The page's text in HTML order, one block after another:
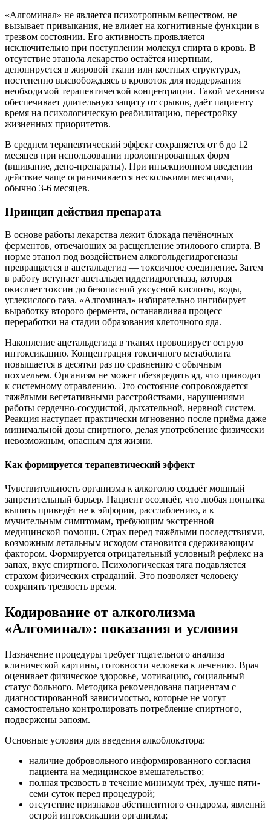
«Алгоминал» не является психотропным веществом, не
вызывает привыкания, не влияет на когнитивные функции в
трезвом состоянии. Его активность проявляется
исключительно при поступлении молекул спирта в кровь. В
отсутствие этанола лекарство остаётся инертным,
депонируется в жировой ткани или костных структурах,
постепенно высвобождаясь в кровоток для поддержания
необходимой терапевтической концентрации. Такой механизм
обеспечивает длительную защиту от срывов, даёт пациенту
время на психологическую реабилитацию, перестройку
жизненных приоритетов.
В среднем терапевтический эффект сохраняется от 6 до 12
месяцев при использовании пролонгированных форм
(вшивание, депо-препараты). При инъекционном введении
действие чаще ограничивается несколькими месяцами,
обычно 3-6 месяцев.
Принцип действия препарата
В основе работы лекарства лежит блокада печёночных
ферментов, отвечающих за расщепление этилового спирта. В
норме этанол под воздействием алкогольдегидрогеназы
превращается в ацетальдегид — токсичное соединение. Затем
в работу вступает ацетальдегиддегидрогеназа, которая
окисляет токсин до безопасной уксусной кислоты, воды,
углекислого газа. «Алгоминал» избирательно ингибирует
выработку второго фермента, останавливая процесс
переработки на стадии образования клеточного яда.
Накопление ацетальдегида в тканях провоцирует острую
интоксикацию. Концентрация токсичного метаболита
повышается в десятки раз по сравнению с обычным
похмельем. Организм не может обезвредить яд, что приводит
к системному отравлению. Это состояние сопровождается
тяжёлыми вегетативными расстройствами, нарушениями
работы сердечно-сосудистой, дыхательной, нервной систем.
Реакция наступает практически мгновенно после приёма даже
минимальной дозы спиртного, делая употребление физически
невозможным, опасным для жизни.
Как формируется терапевтический эффект
Чувствительность организма к алкоголю создаёт мощный
запретительный барьер. Пациент осознаёт, что любая попытка
выпить приведёт не к эйфории, расслаблению, а к
мучительным симптомам, требующим экстренной
медицинской помощи. Страх перед тяжёлыми последствиями,
возможным летальным исходом становится сдерживающим
фактором. Формируется отрицательный условный рефлекс на
запах, вкус спиртного. Психологическая тяга подавляется
страхом физических страданий. Это позволяет человеку
сохранять трезвость время.
Кодирование от алкоголизма
«Алгоминал»: показания и условия
Назначение процедуры требует тщательного анализа
клинической картины, готовности человека к лечению. Врач
оценивает физическое здоровье, мотивацию, социальный
статус больного. Методика рекомендована пациентам с
диагностированной зависимостью, которые не могут
самостоятельно контролировать потребление спиртного,
подвержены запоям.
Основные условия для введения алкоблокатора:
наличие добровольного информированного согласия
пациента на медицинское вмешательство;
полная трезвость в течение минимум трёх, лучше пяти-
семи суток перед процедурой;
отсутствие признаков абстинентного синдрома, явлений
острой интоксикации организма;